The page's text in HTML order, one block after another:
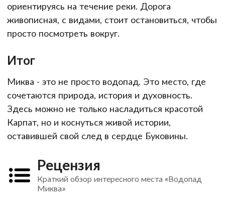
ориентируясь на течение реки. Дорога
живописная, с видами, стоит остановиться, чтобы
просто посмотреть вокруг.
Итог
Миква - это не просто водопад. Это место, где
сочетаются природа, история и духовность.
Здесь можно не только насладиться красотой
Карпат, но и коснуться живой истории,
оставившей свой след в сердце Буковины.
Рецензия
Краткий обзор интересного места «Водопад
Миква»